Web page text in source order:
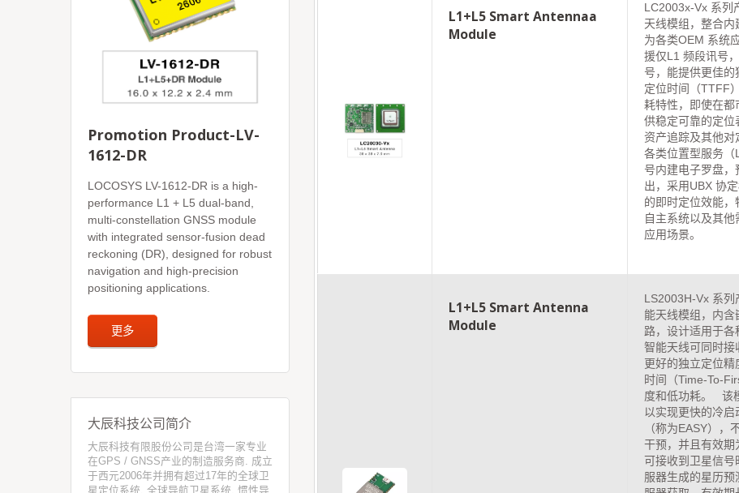
Promotion Product-LV-
1612-DR
LOCOSYS LV-1612-DR is a high-
performance L1 + L5 dual-band,
multi-constellation GNSS module
with integrated sensor-fusion dead
reckoning (DR), designed for robust
navigation and high-precision
positioning applications.
更多
大辰科技公司简介
大辰科技有限股份公司是台湾一家专业
在GPS / GNSS产业的制造服务商. 成立
于西元2006年并拥有超过17年的全球卫
星定位系统, 全球导航卫星系统, 惯性导
L1+L5 Smart Antennaa
Module
LC2003x-Vx 系列
天线模组，整合
为各类OEM 系统
援仅L1 频段讯号
号，能提供更佳
定位时间（TTFF
耗特性，即使在都
供稳定可靠的定位
资产追踪及其他对
各类位置型服务
号内建电子罗盘
出，采用UBX 协
的即时定位效能，
自主系统以及其
应用场景。
L1+L5 Smart Antenna
Module
LS2003H-Vx 系列
能天线模组，内
路，设计适用于
智能天线可同时
更好的独立定位
时间（Time-To-
度和低功耗。 该
以实现更快的冷
（称为EASY），
干预，并且有效期
可接收到卫星信号
服器生成的星历预